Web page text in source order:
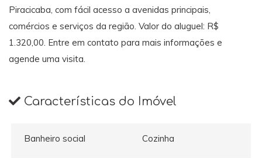
Piracicaba, com fácil acesso a avenidas principais,
comércios e serviços da região. Valor do aluguel: R$
1.320,00. Entre em contato para mais informações e
agende uma visita.
Características do Imóvel
Banheiro social Cozinha